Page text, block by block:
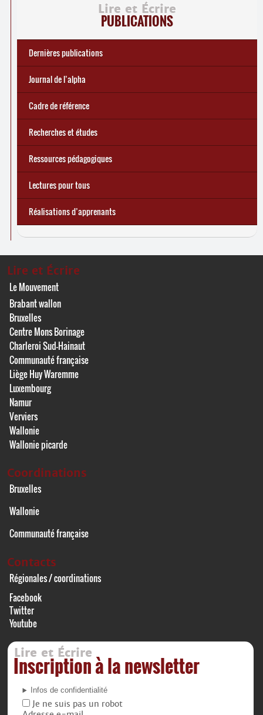
Lire et Écrire
PUBLICATIONS
Dernières publications
Réforme des allocations de chômage : premiers bilans
d’une exclusion annoncée
🎬 L’alpha populaire : c’est quoi ?
Statistiques 2025 sur les apprenant
Journal de l’alpha 241 (2
écrire demain
... Tous les articles
Journal de l’alpha
Cadre de référence
Recherches et études
Ressources pédagogiques
Lectures pour tous
Réalisations d’apprenants
Lire et Écrire
Le Mouvement
Brabant wallon
Bruxelles
Centre Mons Borinage
Charleroi Sud-Hainaut
Communauté française
Liège Huy Waremme
Luxembourg
Namur
Verviers
Wallonie
Wallonie picarde
Coordinations
Bruxelles
Wallonie
Communauté française
Contacts
Régionales / coordinations
Facebook
Twitter
Youtube
Lire et Écrire
Inscription à la newsletter
Infos de confidentialité
Je ne suis pas un robot